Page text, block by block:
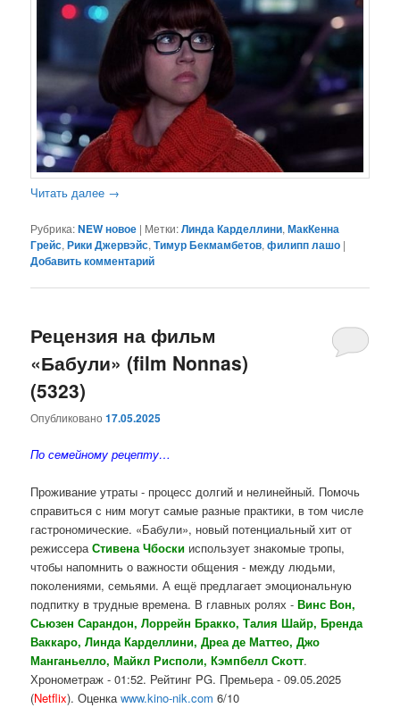
Читать далее →
Рубрика:NEW новое | Метки:Линда Карделлини,МакКенна
Грейс,Рики Джервэйс,Тимур Бекмамбетов,филипп лашо |
Добавить комментарий
Рецензия на фильм
«Бабули» (film Nonnas)
(5323)
Опубликовано17.05.2025
По семейному рецепту…
Проживание утраты - процесс долгий и нелинейный. Помочь
справиться с ним могут самые разные практики, в том числе
гастрономические. «Бабули», новый потенциальный хит от
режиссераСтивена Чбоски использует знакомые тропы,
чтобы напомнить о важности общения - между людьми,
поколениями, семьями. А ещё предлагает эмоциональную
подпитку в трудные времена. В главных ролях -Винс Вон,
Сьюзен Сарандон, Лоррейн Бракко, Талия Шайр, Бренда
Ваккаро, Линда Карделлини, Дреа де Маттео, Джо
Манганьелло, Майкл Рисполи, Кэмпбелл Скотт.
Хронометраж - 01:52. Рейтинг PG. Премьера - 09.05.2025
(Netflix). Оценкаwww.kino-nik.com 6/10